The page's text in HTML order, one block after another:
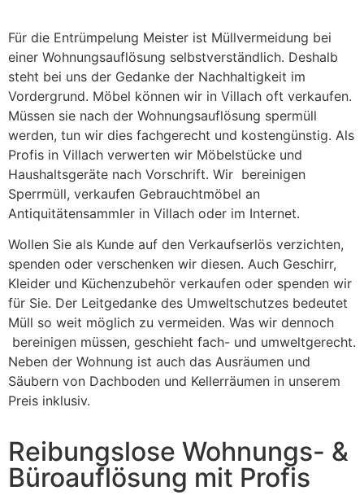
Für die Entrümpelung Meister ist Müllvermeidung bei
einer Wohnungsauflösung selbstverständlich. Deshalb
steht bei uns der Gedanke der Nachhaltigkeit im
Vordergrund. Möbel können wir in Villach oft verkaufen.
Müssen sie nach der Wohnungsauflösung spermüll
werden, tun wir dies fachgerecht und kostengünstig. Als
Profis in Villach verwerten wir Möbelstücke und
Haushaltsgeräte nach Vorschrift. Wir bereinigen
Sperrmüll, verkaufen Gebrauchtmöbel an
Antiquitätensammler in Villach oder im Internet.
Wollen Sie als Kunde auf den Verkaufserlös verzichten,
spenden oder verschenken wir diesen. Auch Geschirr,
Kleider und Küchenzubehör verkaufen oder spenden wir
für Sie. Der Leitgedanke des Umweltschutzes bedeutet
Müll so weit möglich zu vermeiden. Was wir dennoch
bereinigen müssen, geschieht fach- und umweltgerecht.
Neben der Wohnung ist auch das Ausräumen und
Säubern von Dachboden und Kellerräumen in unserem
Preis inklusiv.
Reibungslose Wohnungs- &
Büroauflösung mit Profis